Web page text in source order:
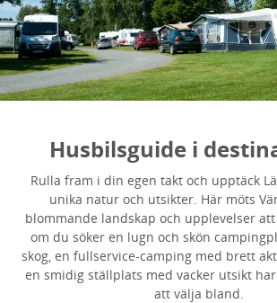
Husbilsguide i
Rulla fram i din egen takt och upptäck
unika natur och utsikter. Här möts
blommande landskap och upplevelser
om du söker en lugn och skön
skog, en fullservice-camping med brett
en smidig ställplats med vacker utsikt
att välja bland.